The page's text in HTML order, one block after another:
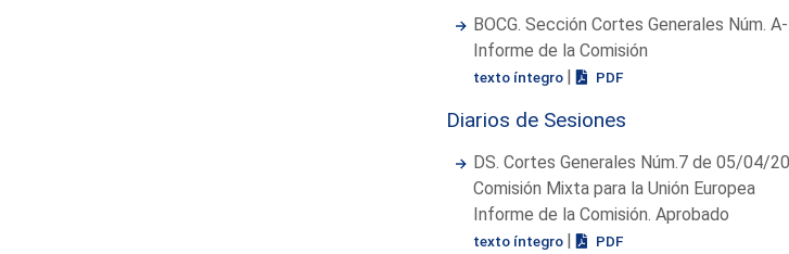
BOCG. Sección Cortes Generales Núm.
Informe de la Comisión
texto íntegro | PDF
Diarios de Sesiones
DS. Cortes Generales Núm.7 de 05/04/
Comisión Mixta para la Unión Europea
Informe de la Comisión. Aprobado
texto íntegro | PDF